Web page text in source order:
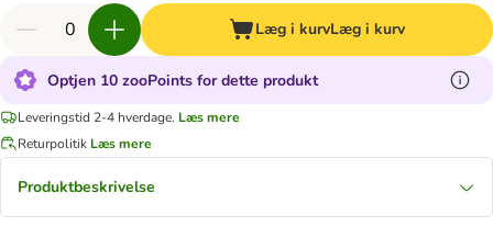
Læg i kurvLæg i kurv
Optjen 10 zooPoints for dette produkt
Leveringstid 2-4 hverdage. Læs mere
Returpolitik Læs mere
Produktbeskrivelse